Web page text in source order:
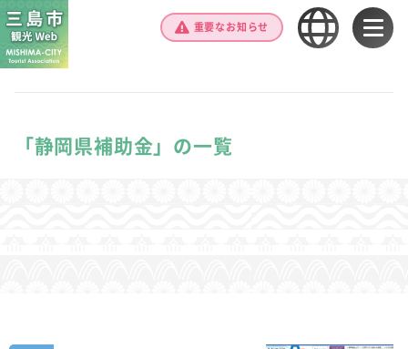
重要なお知らせ
「静岡県補助金」の一覧